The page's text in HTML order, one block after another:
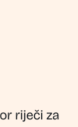
riječi za